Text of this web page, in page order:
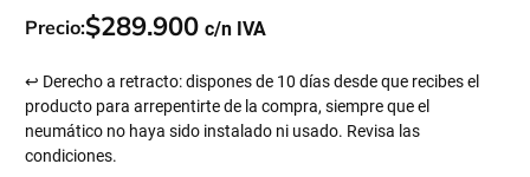
Precio:$289.900
↩ Derecho a retracto: dispones de 10 días desde que recibes el
producto para arrepentirte de la compra, siempre que el
neumático no haya sido instalado ni usado. Revisa las
condiciones.